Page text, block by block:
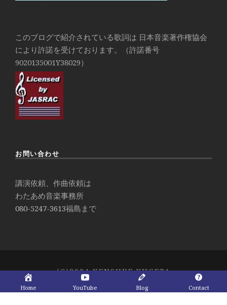
このブログで紹介されている歌詞は 日本音楽著作権協会
により許諾を受けております。（許諾番号
9020135001Y38029）
お問い合わせ
講演依頼、作曲依頼は
わたあめ音楽事務所
080-5247-3613福島まで
(C)2024 KENSUKE YUGETA
Home YouTube Blog Contact